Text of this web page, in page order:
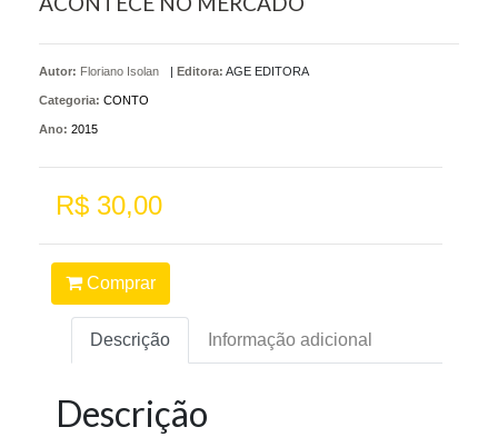
Autor: Floriano Isolan | Editora: AGE EDITORA
Categoria: CONTO
Ano: 2015
R$ 30,00
Comprar
Descrição Informação adicional
Descrição